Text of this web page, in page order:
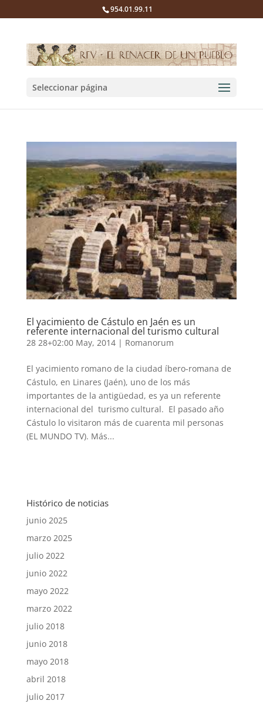
954.01.99.11
Seleccionar página
El yacimiento de Cástulo en Jaén es un
referente internacional del turismo cultural
28 28+02:00 May, 2014| Romanorum
El yacimiento romano de la ciudad íbero-romana de
Cástulo, en Linares (Jaén), uno de los más
importantes de la antigüedad, es ya un referente
internacional del turismo cultural. El pasado año
Cástulo lo visitaron más de cuarenta mil personas
(EL MUNDO TV). Más...
Histórico de noticias
junio 2025
marzo 2025
julio 2022
junio 2022
mayo 2022
marzo 2022
julio 2018
junio 2018
mayo 2018
abril 2018
julio 2017